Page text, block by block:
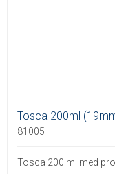
Tosca 200ml
81005
Tosca 200 ml med